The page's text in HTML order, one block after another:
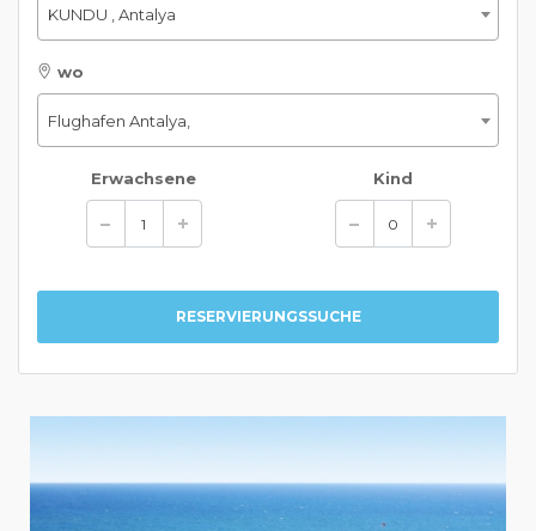
KUNDU , Antalya
wo
Flughafen Antalya,
Erwachsene Kind